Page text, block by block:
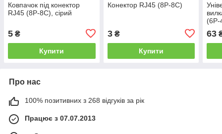
Ковпачок під конектор
RJ45 (8P-8C), сірий
5 ₴
Купити
Конектор RJ45 (8P-8C)
3₴
Купити
(6P-
63
Про нас
100% позитивних з 268 відгуків за рік
Працює з 07.07.2013